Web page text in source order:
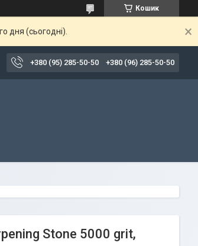
Кошик
дня (сьогодні).
+380 (95) 285-50-50 +380 (96) 285-50-50
Stone 5000 grit,